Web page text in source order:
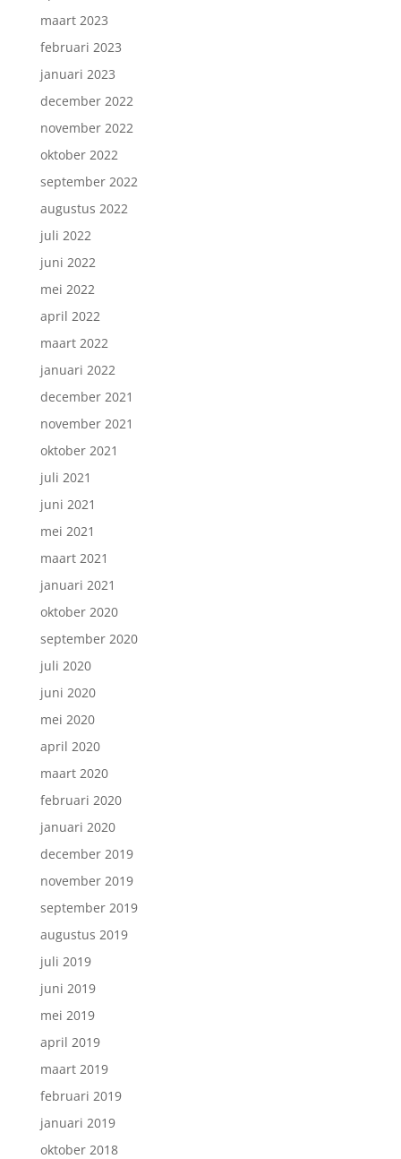
maart 2023
februari 2023
januari 2023
december 2022
november 2022
oktober 2022
september 2022
augustus 2022
juli 2022
juni 2022
mei 2022
april 2022
maart 2022
januari 2022
december 2021
november 2021
oktober 2021
juli 2021
juni 2021
mei 2021
maart 2021
januari 2021
oktober 2020
september 2020
juli 2020
juni 2020
mei 2020
april 2020
maart 2020
februari 2020
januari 2020
december 2019
november 2019
september 2019
augustus 2019
juli 2019
juni 2019
mei 2019
april 2019
maart 2019
februari 2019
januari 2019
oktober 2018